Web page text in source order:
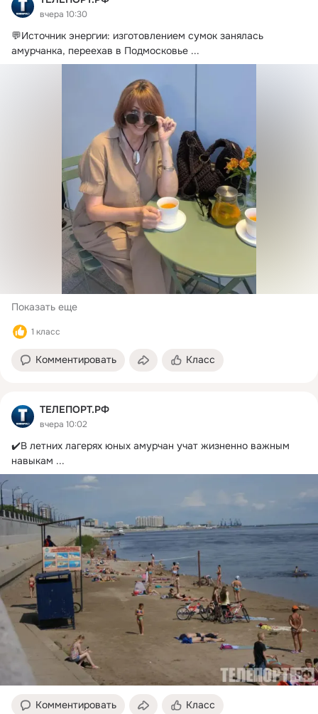
вчера 10:30
💬Источник энергии: изготовлением сумок занялась
амурчанка, переехав в Подмосковье ...
Показать еще
1 класс
Комментировать Класс
ТЕЛЕПОРТ.РФ
вчера 10:02
✔️В летних лагерях юных амурчан учат жизненно важным
навыкам ...
Комментировать Класс